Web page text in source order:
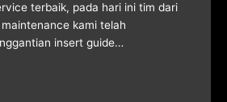
terbaik, pada hari ini tim dari
kami telah
insert guide…